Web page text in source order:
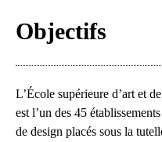
Objectifs
L’École supérieure d’art et
est l’un des 45
de design placés sous la